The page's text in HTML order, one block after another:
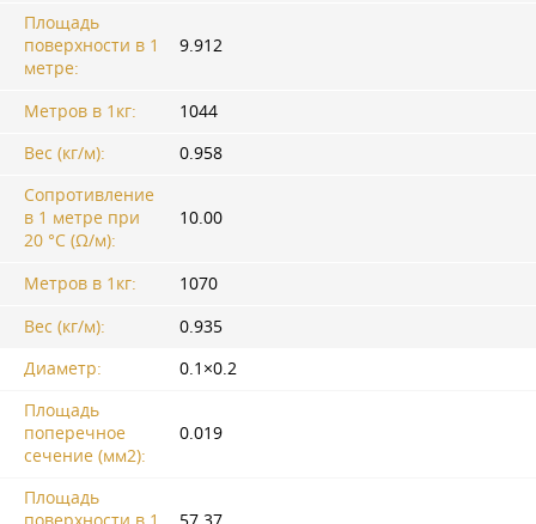
Площадь
поверхности в 1
метре:
9.912
Метров в 1кг:
1044
Вес (кг/м):
0.958
Сопротивление
в 1 метре при
20 °C (Ω/м):
10.00
Метров в 1кг:
1070
Вес (кг/м):
0.935
Диаметр:
0.1×0.2
Площадь
поперечное
сечение (мм2):
0.019
Площадь